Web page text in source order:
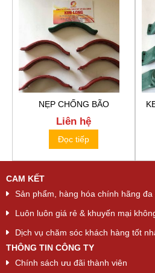
NẸP CHỐNG BÃO
Liên hệ
Đọc tiếp
CAM KẾT
Sản phẩm, hàng hóa chính hãng
Luôn luôn giá rẻ & khuyến mại
Dịch vụ chăm sóc khách hàng tốt
THÔNG TIN CÔNG TY
Chính sách ưu đãi thành viên